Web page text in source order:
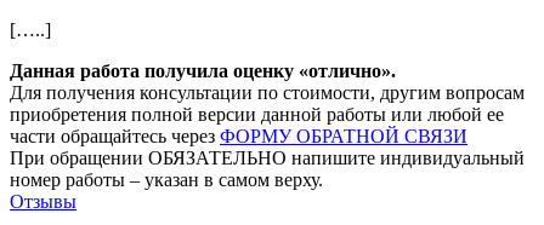
[…..]
Данная работа получила оценку «отлично».
Для получения консультации по стоимости, другим вопросам
приобретения полной версии данной работы или любой ее
части обращайтесь через ФОРМУ ОБРАТНОЙ СВЯЗИ
При обращении ОБЯЗАТЕЛЬНО напишите индивидуальный
номер работы – указан в самом верху.
Отзывы